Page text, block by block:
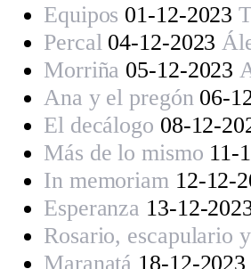
Equipos 01-12-2023
Percal04-12-2023
Morriña 05-12-2023
Ana y el pregón06-
El decálogo 08-12-
Más de lo mismo 11-
In memoriam 12-12-
Esperanza 13-12-
Rosario, escapulario
Maranatá 18-12-